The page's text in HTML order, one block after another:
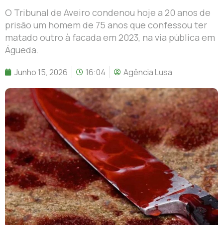
O Tribunal de Aveiro condenou hoje a 20 anos de
prisão um homem de 75 anos que confessou ter
matado outro à facada em 2023, na via pública em
Águeda.
Junho 15, 2026 16:04 Agência Lusa